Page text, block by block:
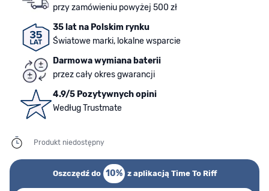
przy zamówieniu powyżej 500 zł
35 lat na Polskim rynku
Światowe marki, lokalne wsparcie
Darmowa wymiana baterii
przez cały okres gwarancji
4.9/5 Pozytywnych opini
Według Trustmate
Produkt niedostępny
Oszczędź do 10% z aplikacją Time To Riff